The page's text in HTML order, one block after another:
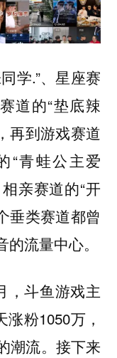
学.”、星座赛
道的“垫底辣
再到游戏赛道
“青蛙公主爱
亲赛道的“开
垂类赛道都曾
流量中心。
，斗鱼游戏主
粉1050万，
潮流。接下来